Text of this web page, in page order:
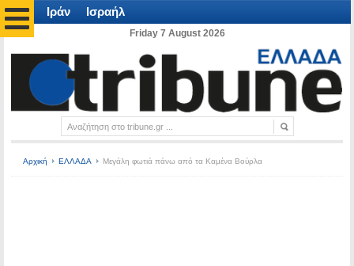
Ιράν Ισραήλ
Friday 7 August 2026
Αρχική ΕΛΛΑΔΑ Μεγάλη φωτιά πάνω από τα Καμένα Βούρλα